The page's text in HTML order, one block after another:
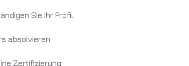
Sie Ihr Profil.
absolvieren
Zertifizierung